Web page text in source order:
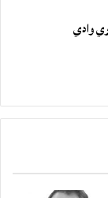
وادي